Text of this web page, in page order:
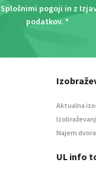
Splošnimi pogoji in z
podatkov. *
Aktualna
Najem
UL info